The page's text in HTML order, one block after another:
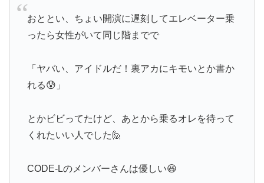
おととい、ちょい開演に遅刻してエレベーター乗
ったら女性がいて同じ階までで
「ヤバい、アイドルだ！裏アカにキモいとか書か
れる😰」
とかビビってたけど、あとから乗るオレを待って
くれたいい人でした🙋
CODE-Lのメンバーさんは優しい😆